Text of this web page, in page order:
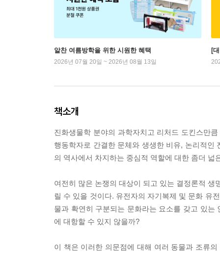
알찬 여름방학을 위한 시원한 혜택
2026년 07월 20일 ~ 2026년 08월 13일
[
책소개
진화생물학 분야의 과학자치고 리처드 도킨스만
행동학자로 간결한 문체와 생생한 비유, 논리적
의 역사에서 차지하는 중심적 역할에 대한 좀더
여전히 많은 논쟁의 대상이 되고 있는 결정론적
릴 수 있을 것이다. 유전자의 자기복제 및 문화 유
물과 확연히 구분되는 문화라는 요소를 갖고 있
에 대항할 수 있지 않을까?
이 책은 이러한 의문점에 대해 여러 동물과 조류